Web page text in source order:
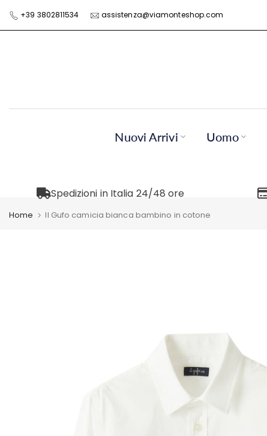
Skip
to
+39 3802811534 assistenza@viamonteshop.com
Nuovi Arrivi Uomo
Spedizioni in Italia 24/48 ore
Home Il Gufo camicia bianca bambino in cotone